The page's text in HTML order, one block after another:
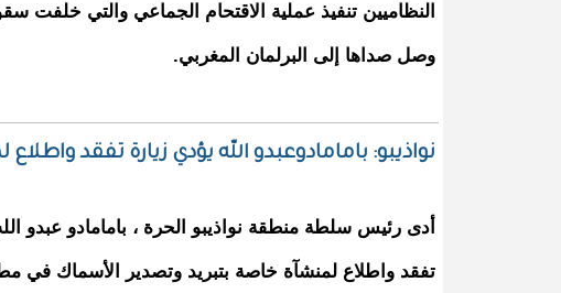
النظاميين تنفيذ عملية الاقتحام الجماعي والتي
وصل صداها إلى البرلمان المغربي.
نواذيبو: بامامادوعبدو الله يؤدي زيارة تفقد
أدى رئيس سلطة منطقة نواذيبو الحرة ، بامامادو عبدو
تفقد واطلاع لمنشآة خاصة بتبريد وتصدير الأسماك في